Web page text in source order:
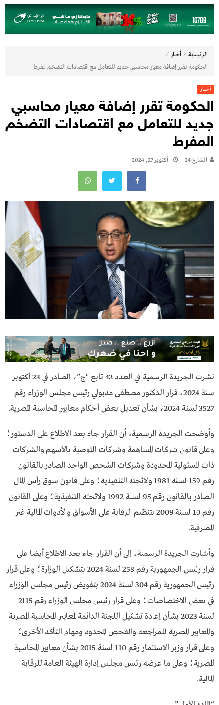
الرئيسية ⁄ أخبار ⁄
الحكومة تقرر إضافة معيار محاسبي جديد للتعامل مع اقتصادات التضخم المفرط
أخبار
الحكومة تقرر إضافة معيار محاسبي
جديد للتعامل مع اقتصادات التضخم
المفرط
الشارع 24 أكتوبر 27, 2024
نشرت الجريدة الرسمية في العدد 42 تابع “ج”، الصادر في 23 أكتوبر
سنة 2024، قرار الدكتور مصطفى مدبولي رئيس مجلس الوزراء رقم
3527 لسنة 2024، بشأن تعديل بعض أحكام معايير المحاسبة المصرية.
وأوضحت الجريدة الرسمية، أن القرار جاء بعد الاطلاع على الدستور؛
وعلى قانون شركات المساهمة وشركات التوصية بالأسهم والشركات
ذات المسئولية المحدودة وشركات الشخص الواحد الصادر بالقانون
رقم 159 لسنة 1981 ولائحته التنفيذية؛ وعلى قانون سوق رأس المال
الصادر بالقانون رقم 95 لسنة 1992 ولائحته التنفيذية؛ وعلى القانون
رقم 10 لسنة 2009 بتنظيم الرقابة على الأسواق والأدوات المالية غير
المصرفية.
وأشارت الجريدة الرسمية، إلى أن القرار جاء بعد الاطلاع أيضا على
قرار رئيس الجمهورية رقم 258 لسنة 2024 بتشكيل الوزارة؛ وعلى قرار
رئيس الجمهورية رقم 304 لسنة 2024 بتفويض رئيس مجلس الوزراء
في بعض الاختصاصات؛ وعلى قرار رئيس مجلس الوزراء رقم 2115
لسنة 2023 بشأن إعادة تشكيل اللجنة الدائمة لمعايير المحاسبة المصرية
والمعايير المصرية للمراجعة والفحص المحدود ومهام التأكد الأخرى؛
وعلى قرار وزير الاستثمار رقم 110 لسنة 2015 بشأن معايير المحاسبة
المصرية؛ وعلى ما عرضه رئيس مجلس إدارة الهيئة العامة للرقابة
المالية.